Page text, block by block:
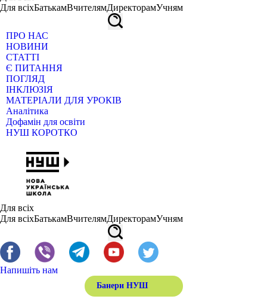
Для всіхБатькамВчителямДиректорамУчням
ПРО НАС
НОВИНИ
СТАТТІ
Є ПИТАННЯ
ПОГЛЯД
ІНКЛЮЗІЯ
МАТЕРІАЛИ ДЛЯ УРОКІВ
Аналітика
Дофамін для освіти
НУШ КОРОТКО
Для всіх
Для всіхБатькамВчителямДиректорамУчням
Напишіть нам
Банери НУШ